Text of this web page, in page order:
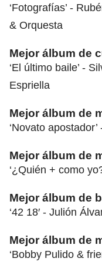
‘Fotografías’ -
& Orquesta
Mejor álbum de
‘El último baile’ -
Espriella
Mejor álbum de
‘Novato
Mejor álbum de
‘¿Quién + como
Mejor álbum de
‘42 18′ - Julión
Mejor álbum de
‘Bobby Pulido &